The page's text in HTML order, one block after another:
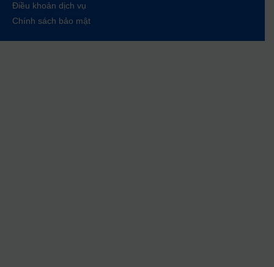
Điều khoản dịch vụ
Chính sách bảo mật